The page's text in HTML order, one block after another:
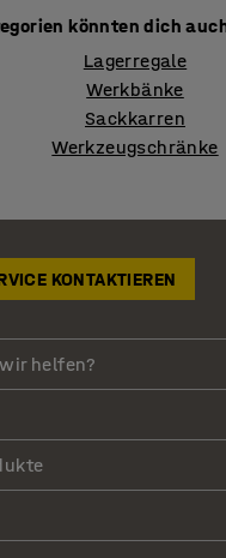
könnten dich
Lagerregale
Werkbänke
Sackkarren
Werkzeugschränke
KONTAKTIEREN
helfen?